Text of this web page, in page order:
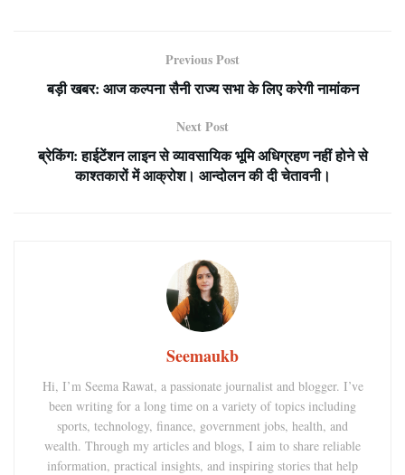
Previous Post
बड़ी खबर: आज कल्पना सैनी राज्य सभा के लिए करेगी नामांकन
Next Post
ब्रेकिंग: हाईटेंशन लाइन से व्यावसायिक भूमि अधिग्रहण नहीं होने से
काश्तकारों में आक्रोश। आन्दोलन की दी चेतावनी।
Seemaukb
Hi, I’m Seema Rawat, a passionate journalist and blogger. I’ve
been writing for a long time on a variety of topics including
sports, technology, finance, government jobs, health, and
wealth. Through my articles and blogs, I aim to share reliable
information, practical insights, and inspiring stories that help